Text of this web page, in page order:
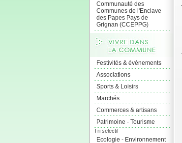
Communauté des
Communes de l'Enclave
des Papes Pays de
Grignan (CCEPPG)
Festivités & évènements
Associations
Sports & Loisirs
Marchés
Commerces & artisans
Patrimoine - Tourisme
Tri selectif
Ecologie - Environnement